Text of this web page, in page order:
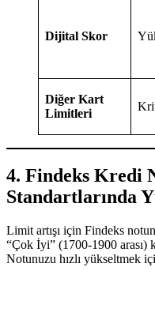
Dijital Skor
Diğer Kart
Limitleri
4. Findeks Kredi
Standartlarında
Limit artışı için Findeks
“Çok İyi” (1700-1900 arası)
Notunuzu hızlı yükseltmek